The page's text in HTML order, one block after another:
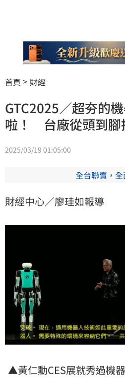
首頁 財經
GTC2025／超夯的
啦！ 台廠從頭到腳
2025/03/19 01:05:00
全台聯賣，
財經中心／廖珪如報導
▲黃仁勳CES展就秀過機